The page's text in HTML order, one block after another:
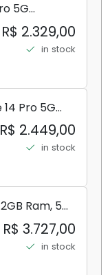
5G
R$ 2.329,00
in stock
Pro 5G
512GB ROM
R$ 2.449,00
in stock
Ram, 5G,
R$ 3.727,00
in stock